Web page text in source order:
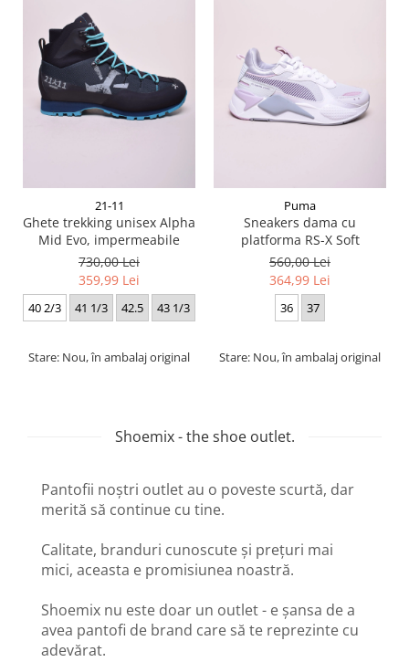
21-11
Ghete trekking unisex Alpha
Mid Evo, impermeabile
730,00 Lei
359,99 Lei
40 2/3 41 1/3 42.5 43 1/3
Stare: Nou, în ambalaj original
Puma
Sneakers dama cu
platforma RS-X Soft
560,00 Lei
364,99 Lei
36 37
Stare: Nou, în ambalaj original
Shoemix - the shoe outlet.
Pantofii noștri outlet au o poveste scurtă, dar
merită să continue cu tine.
Calitate, branduri cunoscute și prețuri mai
mici, aceasta e promisiunea noastră.
Shoemix nu este doar un outlet - e șansa de a
avea pantofi de brand care să te reprezinte cu
adevărat.